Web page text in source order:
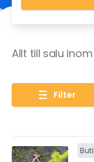
Allt till salu inom
Filter